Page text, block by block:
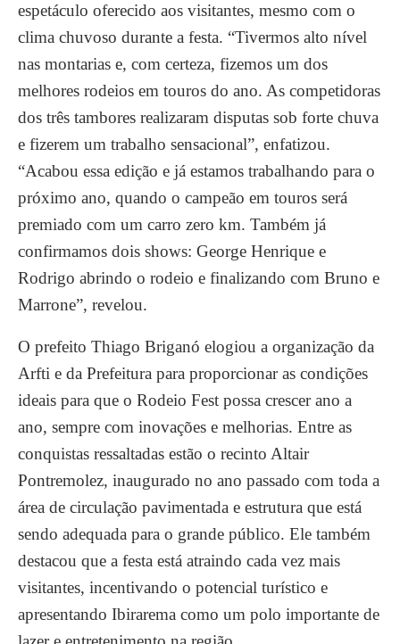
espetáculo oferecido aos visitantes, mesmo com o
clima chuvoso durante a festa. “Tivermos alto nível
nas montarias e, com certeza, fizemos um dos
melhores rodeios em touros do ano. As competidoras
dos três tambores realizaram disputas sob forte chuva
e fizerem um trabalho sensacional”, enfatizou.
“Acabou essa edição e já estamos trabalhando para o
próximo ano, quando o campeão em touros será
premiado com um carro zero km. Também já
confirmamos dois shows: George Henrique e
Rodrigo abrindo o rodeio e finalizando com Bruno e
Marrone”, revelou.
O prefeito Thiago Briganó elogiou a organização da
Arfti e da Prefeitura para proporcionar as condições
ideais para que o Rodeio Fest possa crescer ano a
ano, sempre com inovações e melhorias. Entre as
conquistas ressaltadas estão o recinto Altair
Pontremolez, inaugurado no ano passado com toda a
área de circulação pavimentada e estrutura que está
sendo adequada para o grande público. Ele também
destacou que a festa está atraindo cada vez mais
visitantes, incentivando o potencial turístico e
apresentando Ibirarema como um polo importante de